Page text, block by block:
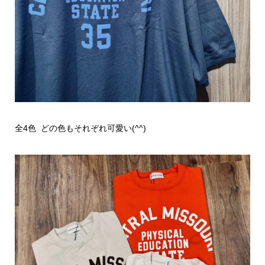
全4色 どの色もそれぞれ可愛い(^^)